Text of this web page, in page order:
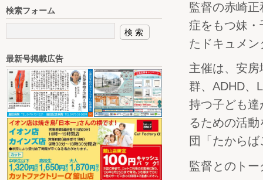
監督の赤崎
症をもつ妹
たドキュメン
主催は、安
群、ADHD、
持つ子ども
るための活
団「たからば
監督とのト
検索フォーム
最新号掲載広告